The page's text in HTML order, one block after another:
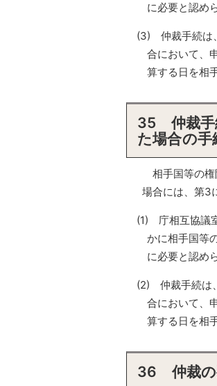
に必要と認め
(3) 仲裁手続は
合において、
算する日を相
35 仲裁手
た場合の手
相手国等の
場合には、第3
(1) 庁相互協議
かに相手国等
に必要と認め
(2) 仲裁手続は
合において、
算する日を相
36 仲裁の